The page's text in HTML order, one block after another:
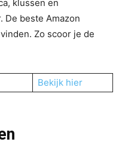
klussen en
De beste Amazon
Zo scoor je de
Bekijk hier